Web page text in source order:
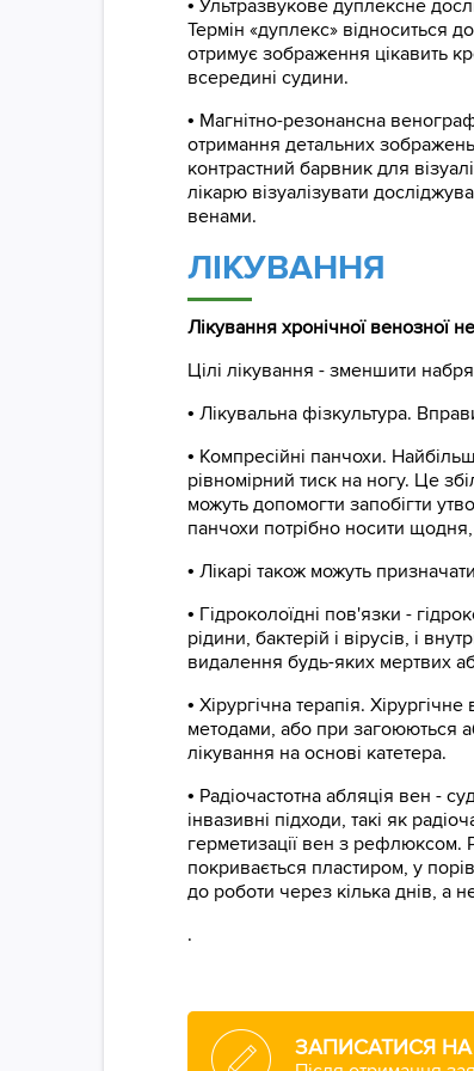
• Ультразвукове дуплексне
Термін «дуплекс» відноситься
отримує зображення цікавить
всередині судини.
• Магнітно-резонансна
отримання детальних
контрастний барвник для
лікарю візуалізувати
венами.
ЛІКУВАННЯ
Лікування хронічної венозної
Цілі лікування - зменшити
• Лікувальна фізкультура.
• Компресійні панчохи.
рівномірний тиск на ногу. Це
можуть допомогти запобігти
панчохи потрібно носити
• Лікарі також можуть
• Гідроколоїдні пов'язки -
рідини, бактерій і вірусів, і
видалення будь-яких мертвих
• Хірургічна терапія.
методами, або при загоюються
лікування на основі катетера.
• Радіочастотна абляція вен -
інвазивні підходи, такі як
герметизації вен з рефлюксом.
покривається пластиром, у
до роботи через кілька днів, а
.
ЗАПИСАТИСЯ